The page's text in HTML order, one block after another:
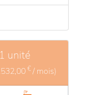
unité
€ / mois)